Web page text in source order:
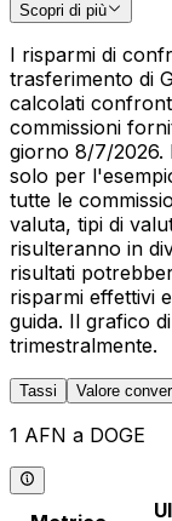
Scopri di più
I risparmi di
trasferimento di
calcolati
commissioni
giorno 8/7/2026.
solo per
tutte le
valuta, tipi di
risulteranno in
risultati
risparmi effettivi
guida. Il grafico
trimestralmente.
Tassi Valore
1 AFN a DOGE